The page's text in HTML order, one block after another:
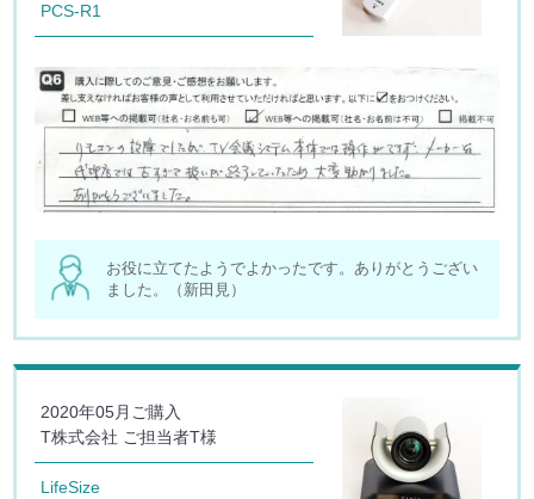
PCS-R1
お役に立てたようでよかったです。ありがとうござい
ました。（新田見）
2020年05月ご購入
T株式会社 ご担当者T様
LifeSize